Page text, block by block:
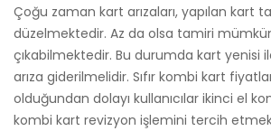
Çoğu zaman kart arızaları, yapılan kart
düzelmektedir. Az da olsa tamiri
çıkabilmektedir. Bu durumda kart yenisi
arıza giderilmelidir. Sıfır kombi kart
olduğundan dolayı kullanıcılar ikinci el
kombi kart revizyon işlemini tercih